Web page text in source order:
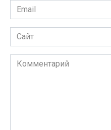
Email
*
Сайт
Комментарий